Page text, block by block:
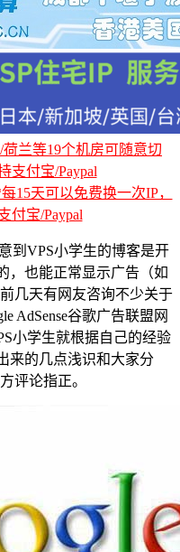
兰等19个机房可随意切
支付宝/Paypal
15天可以免费换一次IP，
付宝/Paypal
到VPS小学生的博客是开
，也能正常显示广告（如
几天有网友咨询不少关于
AdSense谷歌广告联盟网
小学生就根据自己的经验
来的几点浅识和大家分
评论指正。